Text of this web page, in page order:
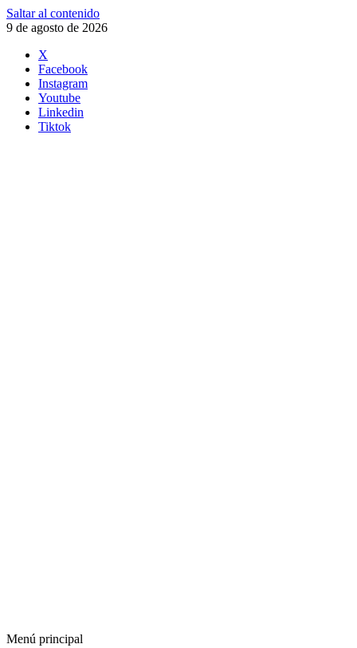
Saltar al contenido
9 de agosto de 2026
X
Facebook
Instagram
Youtube
Linkedin
Tiktok
Menú principal